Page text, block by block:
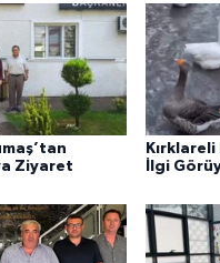
Ziyaret
Kırklareli
İlgi